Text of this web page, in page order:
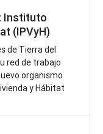
Instituto
(IPVyH)
de Tierra del
red de trabajo
organismo
y Hábitat